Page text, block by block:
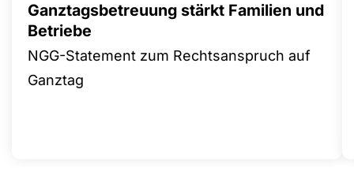
Ganztagsbetreuung stärkt Familien und
Betriebe
NGG-Statement zum Rechtsanspruch auf
Ganztag